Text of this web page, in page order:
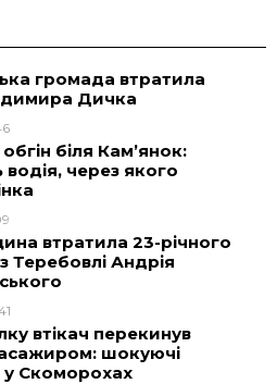
t
p
громада втратила
Дичка
біля Кам’янок:
водія, через якого
втратила 23-річного
Теребовлі Андрія
втікач перекинув
шокуючі
у Скоморохах